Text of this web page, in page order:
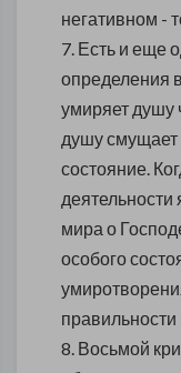
негативном -
7. Есть и еще
определения
умиряет душу
душу смущает
состояние.
мира о
особого
8. Восьмой